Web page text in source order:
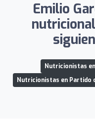
Emilio
Nutricionistas
Nutricionistas en Partido